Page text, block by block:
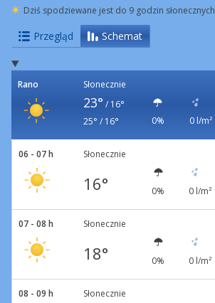
Dziś spodziewane jest do 9 godzin słonecznych
Przegląd Schemat
Rano Słonecznie
23° / 16°
25° / 16°
0% 0 l/m²
06 - 07 h Słonecznie
16° 0% 0 l/m²
07 - 08 h Słonecznie
18° 0% 0 l/m²
08 - 09 h Słonecznie